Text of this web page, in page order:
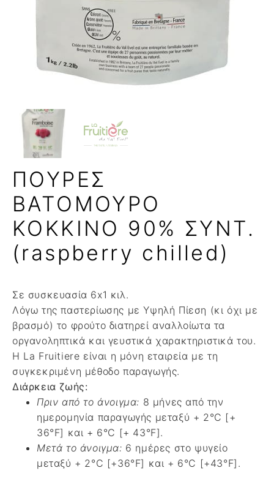
ΠΟΥΡΕΣ
ΒΑΤΟΜΟΥΡΟ
ΚΟΚΚΙΝΟ 90% ΣΥΝΤ.
(raspberry chilled)
Σε συσκευασία 6x1 κιλ.
Λόγω της παστερίωσης με Υψηλή Πίεση (κι όχι με
βρασμό) το φρούτο διατηρεί αναλλοίωτα τα
οργανοληπτικά και γευστικά χαρακτηριστικά του.
Η La Fruitiere είναι η μόνη εταιρεία με τη
συγκεκριμένη μέθοδο παραγωγής.
Διάρκεια ζωής:
Πριν από το άνοιγμα: 8 μήνες από την
ημερομηνία παραγωγής μεταξύ + 2°C [+
36°F] και + 6°C [+ 43°F].
Μετά το άνοιγμα: 6 ημέρες στο ψυγείο
μεταξύ + 2°C [+36°F] και + 6°C [+43°F].